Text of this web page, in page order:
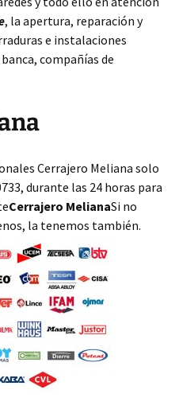
, la apertura, reparación y
e instalaciones
compañías de
Cerrajero Meliana solo
durante las 24 horas para
Cerrajero MelianaSi no
la tenemos también.